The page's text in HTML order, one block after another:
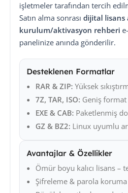
işletmeler tarafından tercih
Satın alma sonrası dijital lisans
kurulum/aktivasyon rehberi
panelinize anında gönderilir.
Desteklenen Formatlar
RAR & ZIP: Yüksek
7Z, TAR, ISO: Geniş format
EXE & CAB: Paketlenmiş
GZ & BZ2: Linux uyumlu
Avantajlar & Özellikler
Ömür boyu kalıcı lisans –
Şifreleme & parola